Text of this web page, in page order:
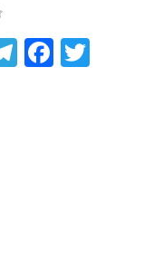
Telegram